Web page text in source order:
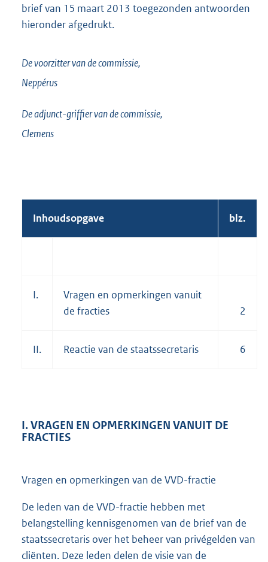
brief van 15 maart 2013 toegezonden antwoorden
hieronder afgedrukt.
De voorzitter van de commissie,
Neppérus
De adjunct-griffier van de commissie,
Clemens
Inhoudsopgave blz.
I.
Vragen en opmerkingen vanuit
de fracties
2
II. Reactie van de staatssecretaris 6
I. VRAGEN EN OPMERKINGEN VANUIT DE
FRACTIES
Vragen en opmerkingen van de VVD-fractie
De leden van de VVD-fractie hebben met
belangstelling kennisgenomen van de brief van de
staatssecretaris over het beheer van privégelden van
cliënten. Deze leden delen de visie van de